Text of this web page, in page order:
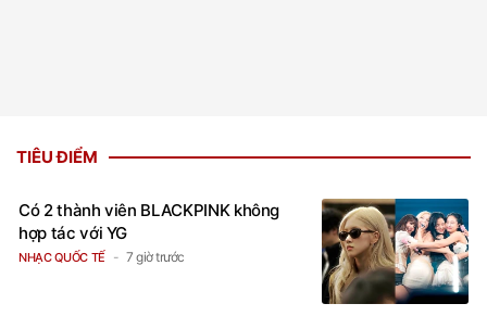
TIÊU ĐIỂM
Có 2 thành viên BLACKPINK không
hợp tác với YG
NHẠC QUỐC TẾ 7 giờ trước